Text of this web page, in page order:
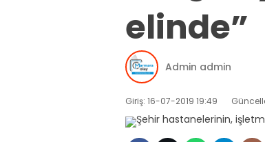
elinde”
Admin admin
Giriş: 16-07-2019 19:49